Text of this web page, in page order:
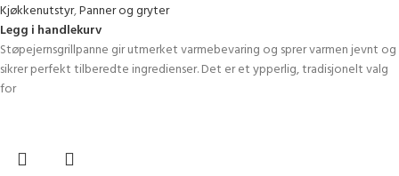
Kjøkkenutstyr,Panner og gryter
Legg i handlekurv
Støpejernsgrillpanne gir utmerket varmebevaring og sprer varmen jevnt og
sikrer perfekt tilberedte ingredienser. Det er et ypperlig, tradisjonelt valg
for